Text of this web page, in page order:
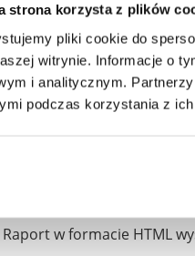
strona korzysta z plików
pliki cookie do
witrynie. Informacje o
i analitycznym.
podczas korzystania z ich
— jak Twoje talenty
obserwują ludzie, którzy
pary talentów, które
— gdzie Twoje talenty
— wzorce, które możesz
wyzwanie — nie ogólne
LinkedIn
zrobić od razu po
Raport w formacie HTML